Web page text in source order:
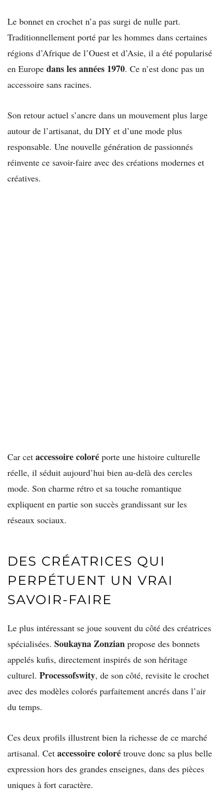
Le bonnet en crochet n’a pas surgi de nulle part.
Traditionnellement porté par les hommes dans certaines
régions d’Afrique de l’Ouest et d’Asie, il a été popularisé
en Europe dans les années 1970. Ce n’est donc pas un
accessoire sans racines.
Son retour actuel s’ancre dans un mouvement plus large
autour de l’artisanat, du DIY et d’une mode plus
responsable. Une nouvelle génération de passionnés
réinvente ce savoir-faire avec des créations modernes et
créatives.
Car cet accessoire coloré porte une histoire culturelle
réelle, il séduit aujourd’hui bien au-delà des cercles
mode. Son charme rétro et sa touche romantique
expliquent en partie son succès grandissant sur les
réseaux sociaux.
DES CRÉATRICES QUI
PERPÉTUENT UN VRAI
SAVOIR-FAIRE
Le plus intéressant se joue souvent du côté des créatrices
spécialisées. Soukayna Zonzian propose des bonnets
appelés kufis, directement inspirés de son héritage
culturel. Processofswity, de son côté, revisite le crochet
avec des modèles colorés parfaitement ancrés dans l’air
du temps.
Ces deux profils illustrent bien la richesse de ce marché
artisanal. Cet accessoire coloré trouve donc sa plus belle
expression hors des grandes enseignes, dans des pièces
uniques à fort caractère.